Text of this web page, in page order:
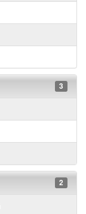
3
2